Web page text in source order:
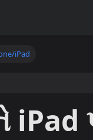
iPad